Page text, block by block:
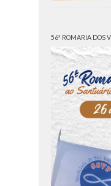
56ª ROMARIA DOS